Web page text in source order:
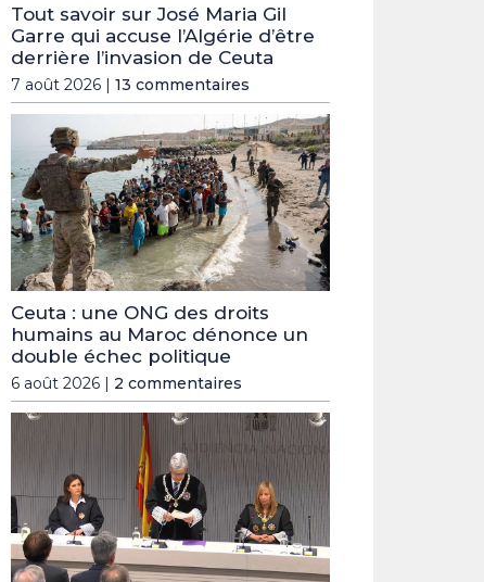
Tout savoir sur José Maria Gil
Garre qui accuse l’Algérie d’être
derrière l’invasion de Ceuta
7 août 2026 | 13 commentaires
Ceuta : une ONG des droits
humains au Maroc dénonce un
double échec politique
6 août 2026 | 2 commentaires